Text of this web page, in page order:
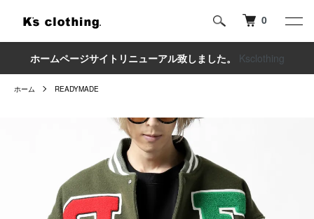
0
ホームページサイトリニューアル致しました。 Ksclothing
ホーム READYMADE